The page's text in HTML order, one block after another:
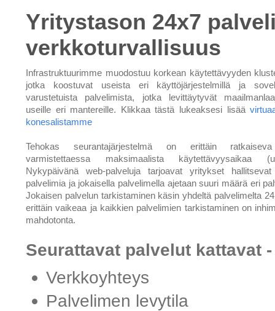
Yritystason 24x7
verkkoturvallisuus
Infrastruktuurimme muodostuu korkean käytettävyyden
jotka koostuvat useista eri käyttöjärjestelmillä ja
varustetuista palvelimista, jotka levittäytyvät
useille eri mantereille. Klikkaa tästä lukeaksesi lisää
konesalistamme
Tehokas seurantajärjestelmä on erittäin
varmistettaessa maksimaalista käytettävyysaikaa
Nykypäivänä web-palveluja tarjoavat yritykset
palvelimia ja jokaisella palvelimella ajetaan suuri määrä eri
Jokaisen palvelun tarkistaminen käsin yhdeltä palvelimelta
erittäin vaikeaa ja kaikkien palvelimien tarkistaminen on
mahdotonta.
Seurattavat palvelut kattavat -
Verkkoyhteys
Palvelimen levytila